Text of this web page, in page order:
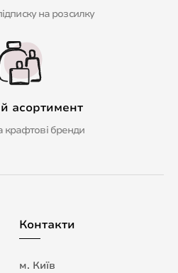
на розсилку
асортимент
крафтові бренди
Контакти
м. Київ